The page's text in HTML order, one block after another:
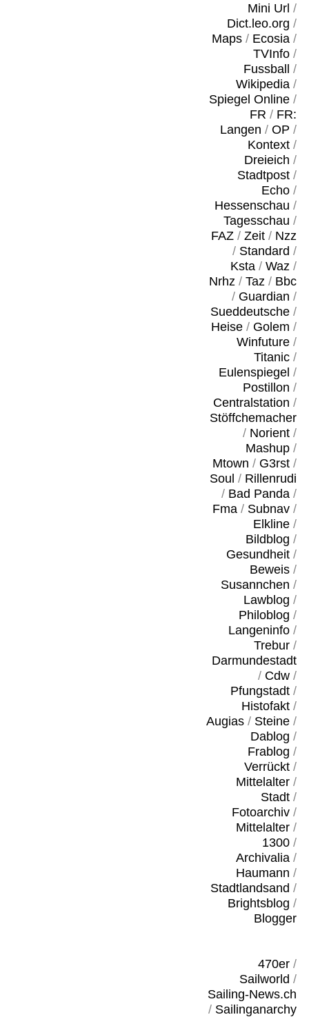
Mini Url /
Dict.leo.org /
Maps/ Ecosia/
TVInfo/
Fussball
/
Wikipedia/
Spiegel Online/
FR / FR:
Langen / OP /
Kontext/
Dreieich /
Stadtpost/
Echo/
Hessenschau /
Tagesschau /
FAZ/ Zeit/ Nzz
/ Standard /
Ksta/ Waz/
Nrhz/ Taz/ Bbc
/ Guardian /
Sueddeutsche/
Heise/ Golem /
Winfuture/
Titanic/
Eulenspiegel /
Postillon /
Centralstation /
Stöffchemacher
/ Norient/
Mashup/
Mtown / G3rst/
Soul / Rillenrudi
/ Bad Panda/
Fma/ Subnav/
Elkline/
Bildblog /
Gesundheit/
Beweis/
Susannchen /
Lawblog /
Philoblog /
Langeninfo/
Trebur/
Darmundestadt
/ Cdw/
Pfungstadt/
Histofakt/
Augias/ Steine/
Dablog /
Frablog /
Verrückt/
Mittelalter/
Stadt/
Fotoarchiv/
Mittelalter/
1300/
Archivalia/
Haumann /
Stadtlandsand /
Brightsblog /
Blogger
470er/
Sailworld /
Sailing-News.ch
/ Sailinganarchy